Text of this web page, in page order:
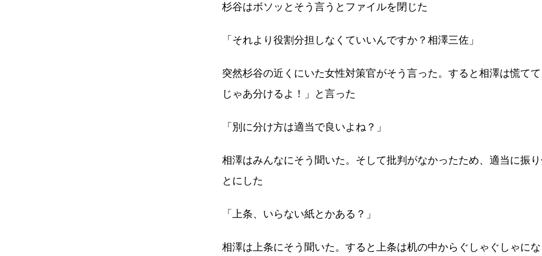
杉谷はボソッとそう言うとファイルを閉じた
「それより役割分担しなくていいんですか？相澤三佐」
突然杉谷の近くにいた女性対策官がそう言った。すると相澤は慌て
じゃあ分けるよ！」と言った
「別に分け方は適当で良いよね？」
相澤はみんなにそう聞いた。そして批判がなかったため、適当に振
とにした
「上条、いらない紙とかある？」
相澤は上条にそう聞いた。すると上条は机の中からぐしゃぐしゃに